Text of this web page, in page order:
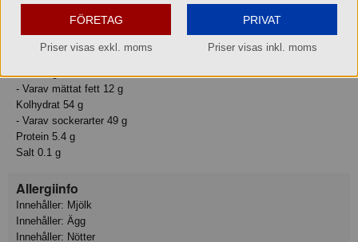
Näringsvärden:
Energi 1950 kJ
- Varav mättat fett 12 g
Kolhydrat 54 g
- Varav sockerarter 49 g
Protein 5.4 g
Salt 0.1 g
Allergiinfo
Innehåller: Mjölk
Innehåller: Ägg
Innehåller: Nötter
FÖRETAG
Priser visas exkl. moms
PRIVAT
Priser visas inkl. moms